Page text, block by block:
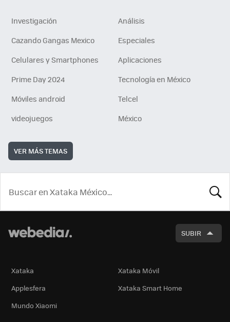
Investigación
Análisis
Cazando Gangas Mexico
Especiales
Celulares y Smartphones
Aplicaciones
Prime Day 2024
Tecnología en México
Móviles android
Telcel
videojuegos
México
VER MÁS TEMAS
SUBIR
Xataka
Xataka Móvil
Applesfera
Xataka Smart Home
Mundo Xiaomi